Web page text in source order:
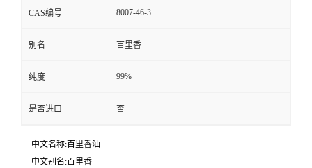
CAS编号 8007-46-3
别名 百里香
纯度 99%
是否进口 否
中文名称:百里香油
中文别名:百里香